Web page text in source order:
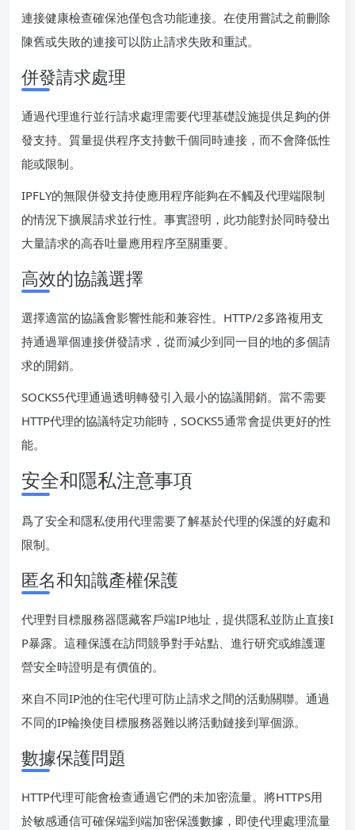
連接健康檢查確保池僅包含功能連接。在使用嘗試之前刪除
陳舊或失敗的連接可以防止請求失敗和重試。
併發請求處理
通過代理進行並行請求處理需要代理基礎設施提供足夠的併
發支持。質量提供程序支持數千個同時連接，而不會降低性
能或限制。
IPFLY的無限併發支持使應用程序能夠在不觸及代理端限制
的情況下擴展請求並行性。事實證明，此功能對於同時發出
大量請求的高吞吐量應用程序至關重要。
高效的協議選擇
選擇適當的協議會影響性能和兼容性。HTTP/2多路複用支
持通過單個連接併發請求，從而減少到同一目的地的多個請
求的開銷。
SOCKS5代理通過透明轉發引入最小的協議開銷。當不需要
HTTP代理的協議特定功能時，SOCKS5通常會提供更好的性
能。
安全和隱私注意事項
爲了安全和隱私使用代理需要了解基於代理的保護的好處和
限制。
匿名和知識產權保護
代理對目標服務器隱藏客戶端IP地址，提供隱私並防止直接I
P暴露。這種保護在訪問競爭對手站點、進行研究或維護運
營安全時證明是有價值的。
來自不同IP池的住宅代理可防止請求之間的活動關聯。通過
不同的IP輪換使目標服務器難以將活動鏈接到單個源。
數據保護問題
HTTP代理可能會檢查通過它們的未加密流量。將HTTPS用
於敏感通信可確保端到端加密保護數據，即使代理處理流量